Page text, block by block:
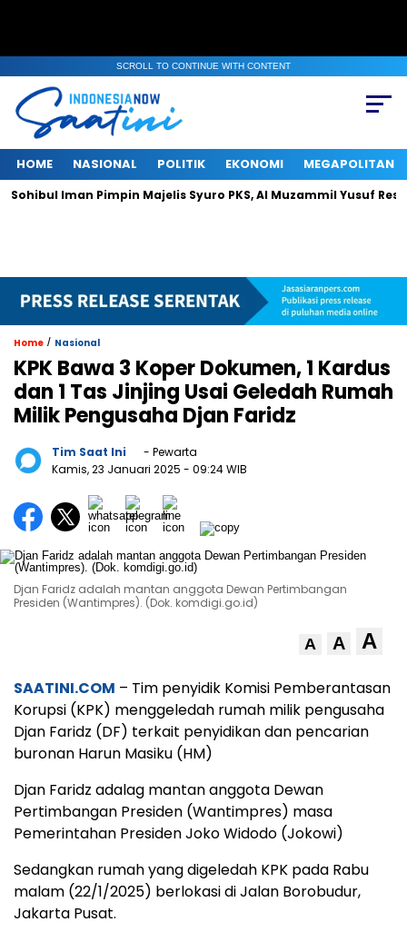
SCROLL TO CONTINUE WITH CONTENT
HOME NASIONAL POLITIK EKONOMI MEGAPOLITAN
Pimpin Majelis Syuro PKS, Al Muzammil Yusuf Resmi
Home / Nasional
KPK Bawa 3 Koper Dokumen, 1 Kardus
dan 1 Tas Jinjing Usai Geledah Rumah
Milik Pengusaha Djan Faridz
Tim Saat Ini
- Pewarta
Kamis, 23 Januari 2025 - 09:24 WIB
Djan Faridz adalah mantan anggota Dewan Pertimbangan
Presiden (Wantimpres). (Dok. komdigi.go.id)
A A A
SAATINI.COM – Tim penyidik Komisi Pemberantasan
Korupsi (KPK) menggeledah rumah milik pengusaha
Djan Faridz (DF) terkait penyidikan dan pencarian
buronan Harun Masiku (HM)
Djan Faridz adalag mantan anggota Dewan
Pertimbangan Presiden (Wantimpres) masa
Pemerintahan Presiden Joko Widodo (Jokowi)
Sedangkan rumah yang digeledah KPK pada Rabu
malam (22/1/2025) berlokasi di Jalan Borobudur,
Jakarta Pusat.